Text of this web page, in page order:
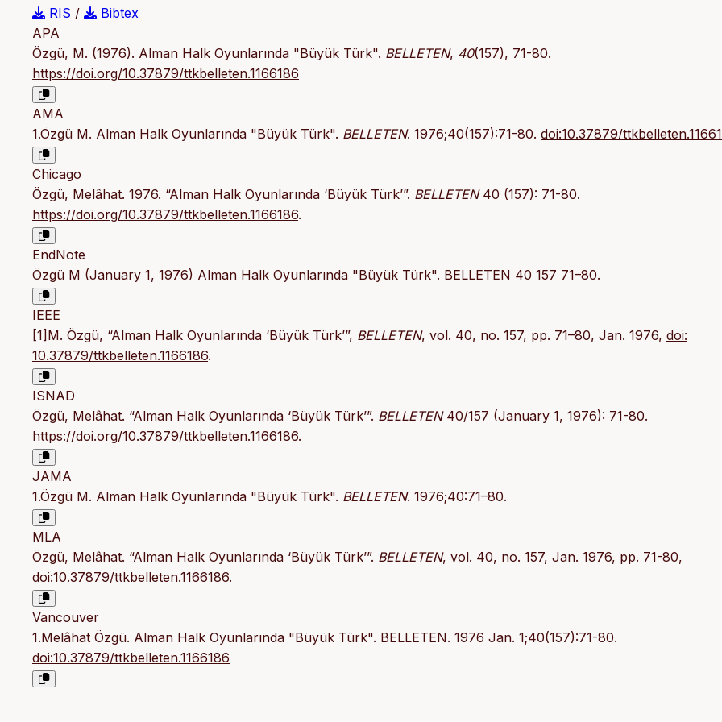
RIS /
Bibtex
APA
Özgü, M. (1976). Alman Halk Oyunlarında "Büyük Türk". BELLETEN, 40(157), 71-80.
https://doi.org/10.37879/ttkbelleten.1166186
AMA
1.Özgü M. Alman Halk Oyunlarında "Büyük Türk". BELLETEN. 1976;40(157):71-80. doi:10.37879/
Chicago
Özgü, Melâhat. 1976. “Alman Halk Oyunlarında ‘Büyük Türk’”. BELLETEN40 (157): 71-80.
https://doi.org/10.37879/ttkbelleten.1166186.
EndNote
Özgü M (January 1, 1976) Alman Halk Oyunlarında "Büyük Türk". BELLETEN 40 157 71–80.
IEEE
[1]M. Özgü, “Alman Halk Oyunlarında ‘Büyük Türk’”, BELLETEN, vol. 40, no. 157, pp. 71–80, Jan. 1976, doi:
10.37879/ttkbelleten.1166186.
ISNAD
Özgü, Melâhat. “Alman Halk Oyunlarında ‘Büyük Türk’”. BELLETEN40/157 (January 1, 1976): 71-80.
https://doi.org/10.37879/ttkbelleten.1166186.
JAMA
1.Özgü M. Alman Halk Oyunlarında "Büyük Türk". BELLETEN. 1976;40:71–80.
MLA
Özgü, Melâhat. “Alman Halk Oyunlarında ‘Büyük Türk’”. BELLETEN, vol. 40, no. 157, Jan. 1976, pp. 71-80,
doi:10.37879/ttkbelleten.1166186.
Vancouver
1.Melâhat Özgü. Alman Halk Oyunlarında "Büyük Türk". BELLETEN. 1976 Jan. 1;40(157):71-80.
doi:10.37879/ttkbelleten.1166186